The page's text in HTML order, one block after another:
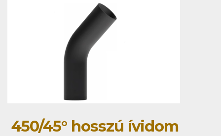
450/45° hosszú ívidom